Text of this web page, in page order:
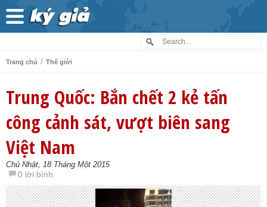
Trang chủ / Thế giới
Trung Quốc: Bắn chết 2 kẻ tấn
công cảnh sát, vượt biên sang
Việt Nam
Chủ Nhật, 18 Tháng Một 2015
0 lời bình